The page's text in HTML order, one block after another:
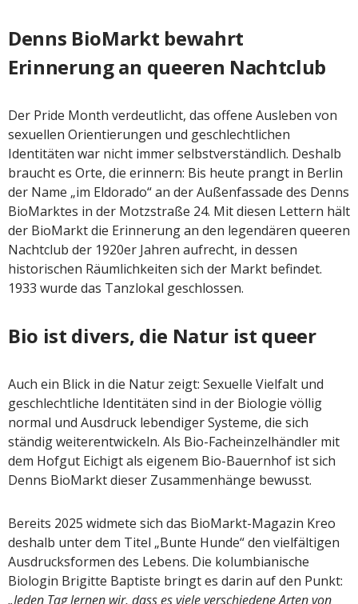
Denns BioMarkt bewahrt
Erinnerung an queeren Nachtclub
Der Pride Month verdeutlicht, das offene Ausleben von
sexuellen Orientierungen und geschlechtlichen
Identitäten war nicht immer selbstverständlich. Deshalb
braucht es Orte, die erinnern: Bis heute prangt in Berlin
der Name „im Eldorado“ an der Außenfassade des Denns
BioMarktes in der Motzstraße 24. Mit diesen Lettern hält
der BioMarkt die Erinnerung an den legendären queeren
Nachtclub der 1920er Jahren aufrecht, in dessen
historischen Räumlichkeiten sich der Markt befindet.
1933 wurde das Tanzlokal geschlossen.
Bio ist divers, die Natur ist queer
Auch ein Blick in die Natur zeigt: Sexuelle Vielfalt und
geschlechtliche Identitäten sind in der Biologie völlig
normal und Ausdruck lebendiger Systeme, die sich
ständig weiterentwickeln. Als Bio-Facheinzelhändler mit
dem Hofgut Eichigt als eigenem Bio-Bauernhof ist sich
Denns BioMarkt dieser Zusammenhänge bewusst.
Bereits 2025 widmete sich das BioMarkt-Magazin Kreo
deshalb unter dem Titel „Bunte Hunde“ den vielfältigen
Ausdrucksformen des Lebens. Die kolumbianische
Biologin Brigitte Baptiste bringt es darin auf den Punkt:
„Jeden Tag lernen wir, dass es viele verschiedene Arten von